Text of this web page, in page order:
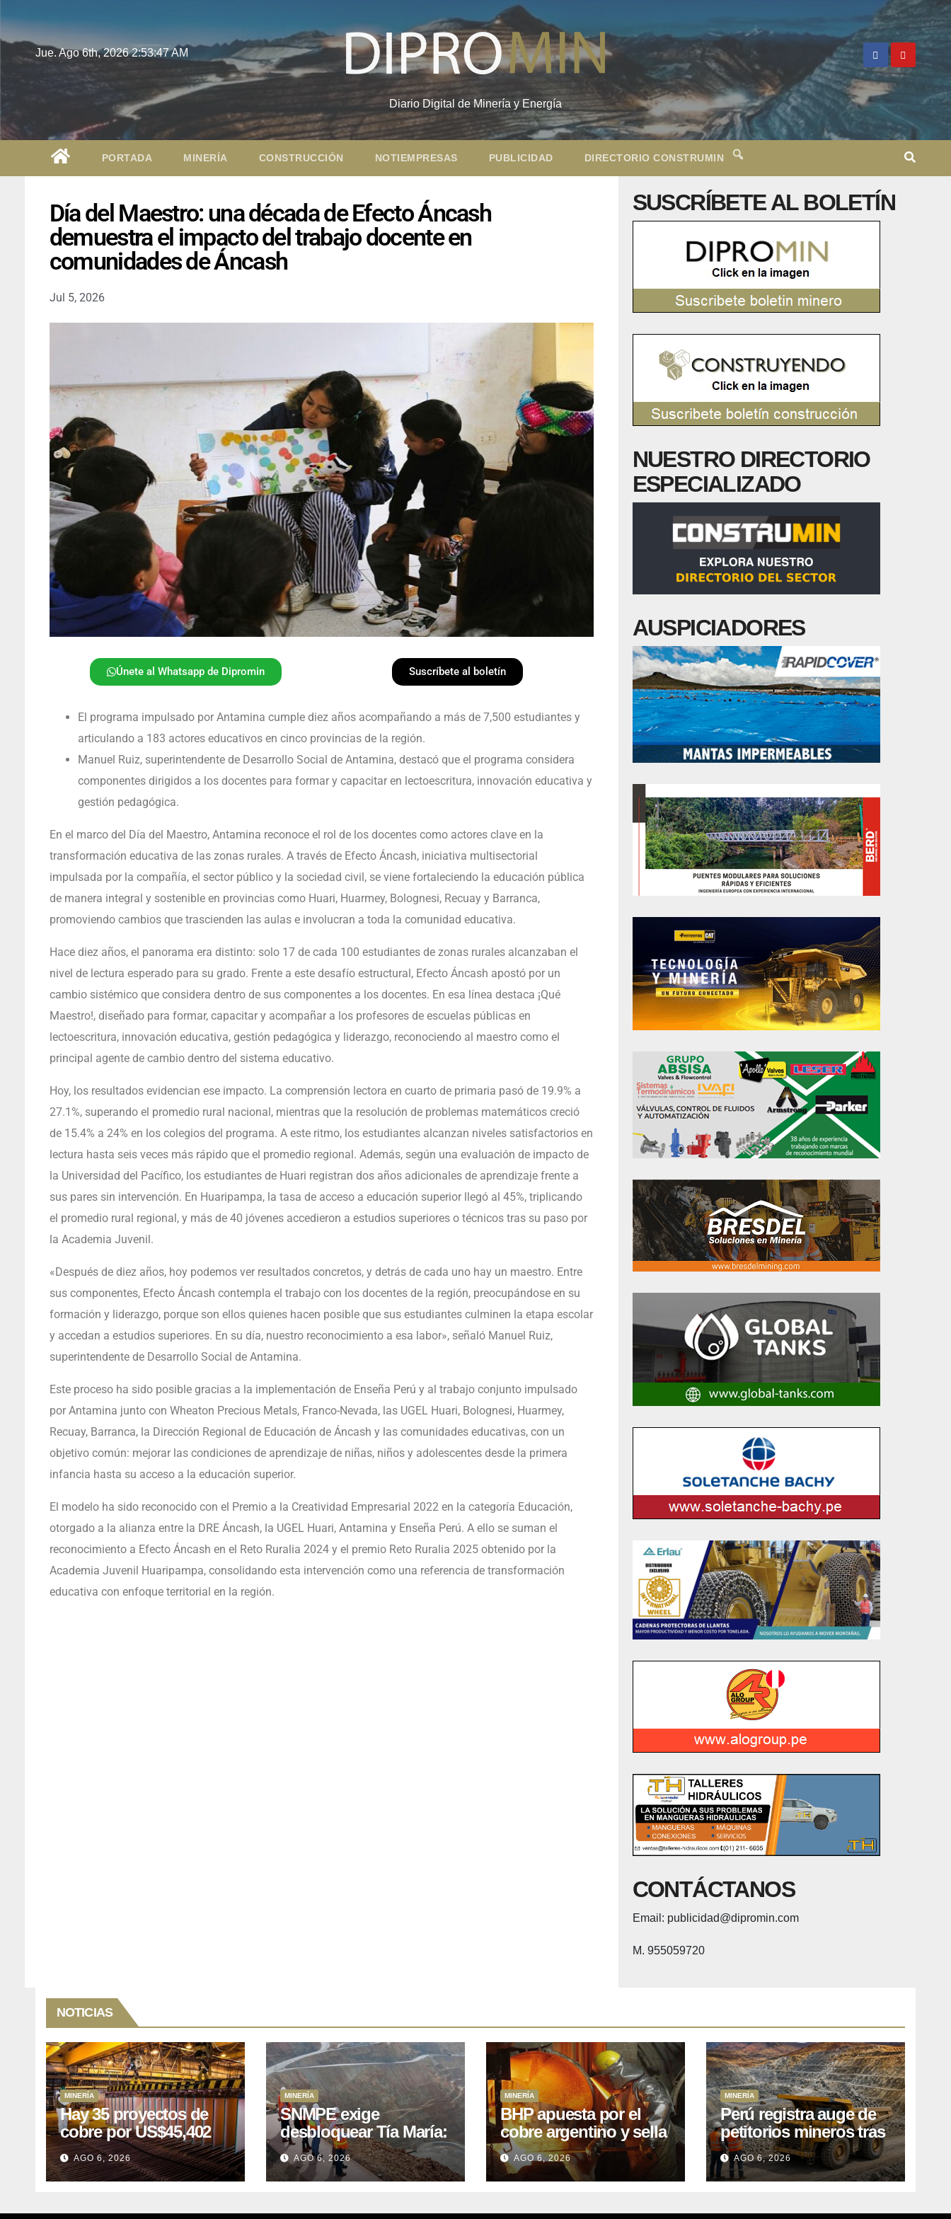
Jue. Ago 6th, 20262:53:48 AM
Diario Digital de Minería y Energía
PORTADA MINERÍA CONSTRUCCIÓN NOTIEMPRESAS PUBLICIDAD DIRECTORIO CONSTRUMIN
Día del Maestro: una década de Efecto Áncash
demuestra el impacto del trabajo docente en
comunidades de Áncash
Jul 5, 2026
Únete al Whatsapp de Dipromin Suscríbete al boletín
El programa impulsado por Antamina cumple diez años acompañando a más de 7,500 estudiantes y
articulando a 183 actores educativos en cinco provincias de la región.
Manuel Ruiz, superintendente de Desarrollo Social de Antamina, destacó que el programa considera
componentes dirigidos a los docentes para formar y capacitar en lectoescritura, innovación educativa y
gestión pedagógica.
En el marco del Día del Maestro, Antamina reconoce el rol de los docentes como actores clave en la
transformación educativa de las zonas rurales. A través de Efecto Áncash, iniciativa multisectorial
impulsada por la compañía, el sector público y la sociedad civil, se viene fortaleciendo la educación pública
de manera integral y sostenible en provincias como Huari, Huarmey, Bolognesi, Recuay y Barranca,
promoviendo cambios que trascienden las aulas e involucran a toda la comunidad educativa.
Hace diez años, el panorama era distinto: solo 17 de cada 100 estudiantes de zonas rurales alcanzaban el
nivel de lectura esperado para su grado. Frente a este desafío estructural, Efecto Áncash apostó por un
cambio sistémico que considera dentro de sus componentes a los docentes. En esa línea destaca ¡Qué
Maestro!, diseñado para formar, capacitar y acompañar a los profesores de escuelas públicas en
lectoescritura, innovación educativa, gestión pedagógica y liderazgo, reconociendo al maestro como el
principal agente de cambio dentro del sistema educativo.
Hoy, los resultados evidencian ese impacto. La comprensión lectora en cuarto de primaria pasó de 19.9% a
27.1%, superando el promedio rural nacional, mientras que la resolución de problemas matemáticos creció
de 15.4% a 24% en los colegios del programa. A este ritmo, los estudiantes alcanzan niveles satisfactorios en
lectura hasta seis veces más rápido que el promedio regional. Además, según una evaluación de impacto de
la Universidad del Pacífico, los estudiantes de Huari registran dos años adicionales de aprendizaje frente a
sus pares sin intervención. En Huaripampa, la tasa de acceso a educación superior llegó al 45%, triplicando
el promedio rural regional, y más de 40 jóvenes accedieron a estudios superiores o técnicos tras su paso por
la Academia Juvenil.
«Después de diez años, hoy podemos ver resultados concretos, y detrás de cada uno hay un maestro. Entre
sus componentes, Efecto Áncash contempla el trabajo con los docentes de la región, preocupándose en su
formación y liderazgo, porque son ellos quienes hacen posible que sus estudiantes culminen la etapa escolar
y accedan a estudios superiores. En su día, nuestro reconocimiento a esa labor», señaló Manuel Ruiz,
superintendente de Desarrollo Social de Antamina.
Este proceso ha sido posible gracias a la implementación de Enseña Perú y al trabajo conjunto impulsado
por Antamina junto con Wheaton Precious Metals, Franco-Nevada, las UGEL Huari, Bolognesi, Huarmey,
Recuay, Barranca, la Dirección Regional de Educación de Áncash y las comunidades educativas, con un
objetivo común: mejorar las condiciones de aprendizaje de niñas, niños y adolescentes desde la primera
infancia hasta su acceso a la educación superior.
El modelo ha sido reconocido con el Premio a la Creatividad Empresarial 2022 en la categoría Educación,
otorgado a la alianza entre la DRE Áncash, la UGEL Huari, Antamina y Enseña Perú. A ello se suman el
reconocimiento a Efecto Áncash en el Reto Ruralia 2024 y el premio Reto Ruralia 2025 obtenido por la
Academia Juvenil Huaripampa, consolidando esta intervención como una referencia de transformación
educativa con enfoque territorial en la región.
SUSCRÍBETE AL BOLETÍN
NUESTRO DIRECTORIO
ESPECIALIZADO
AUSPICIADORES
CONTÁCTANOS
Email: publicidad@dipromin.com
M. 955059720
NOTICIAS
MINERÍA
Hay 35 proyectos de
cobre por US$45,402
millones que Perú
puede aprovechar
AGO 6, 2026
MINERÍA
SNMPE exige
desbloquear Tía María:
el proyecto de
US$1.400M que Perú
lleva 15 años
AGO 6, 2026
MINERÍA
BHP apuesta por el
cobre argentino y sella
acuerdo con Kobrea
para siete proyecto
AGO 6, 2026
MINERÍA
Perú registra auge de
petitorios mineros tras
liberación de más de
mil concesiones para
explorar cobre y oro
AGO 6, 2026